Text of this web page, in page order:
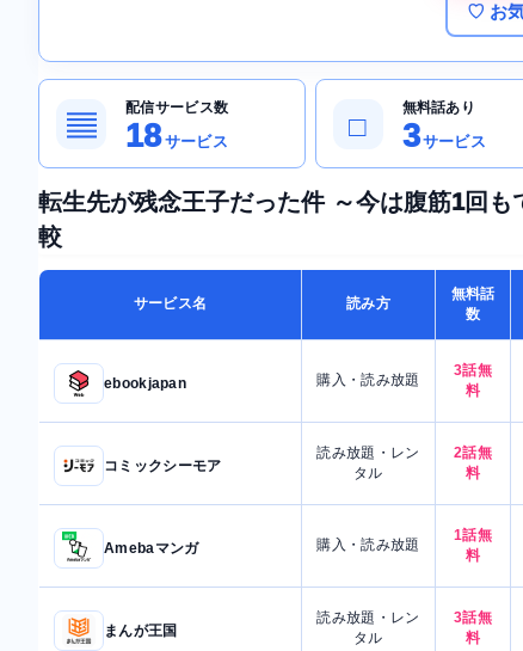
♡ お
▤
配信サービス数
18サービス □
無料話あり
3サービス
転生先が残念王子だった件 ～今は腹筋1回
較
サービス名 読み方
無料話
数
ebookjapan 購入・読み放題
3話無
料
コミックシーモア
読み放題・レン
タル
2話無
料
Amebaマンガ 購入・読み放題
1話無
料
まんが王国
読み放題・レン
タル
3話無
料